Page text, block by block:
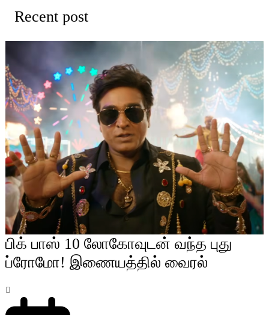
Recent post
பிக் பாஸ் 10 லோகோவுடன் வந்த புது
ப்ரோமோ! இணையத்தில் வைரல்